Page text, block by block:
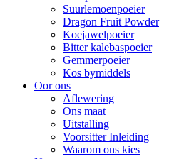
Suurlemoenpoeier
Dragon Fruit Powder
Koejawelpoeier
Bitter kalebaspoeier
Gemmerpoeier
Kos bymiddels
Oor ons
Aflewering
Ons maat
Uitstalling
Voorsitter Inleiding
Waarom ons kies